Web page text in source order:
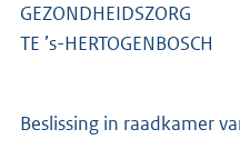
GEZONDHEIDSZORG
TE ’s-HERTOGENBOSCH
Beslissing in raadkamer